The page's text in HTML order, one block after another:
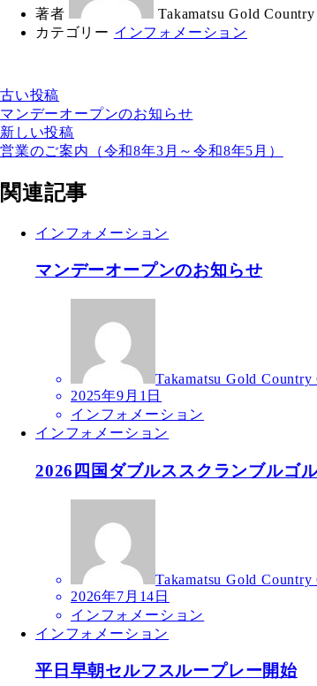
著者
Takamatsu Gold
カテゴリー インフォメーション
古い投稿
マンデーオープンのお知らせ
新しい投稿
営業のご案内（令和8年3月～令和8年5月）
関連記事
インフォメーション
マンデーオープンのお知らせ
Takamatsu Gold Country
2025年9月1日
インフォメーション
インフォメーション
2026四国ダブルススクランブル
Takamatsu Gold Country
2026年7月14日
インフォメーション
インフォメーション
平日早朝セルフスループレー開始